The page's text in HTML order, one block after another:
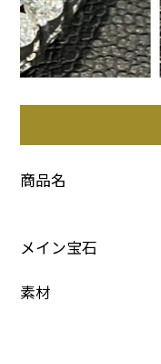
商品名
メイン宝石
素材